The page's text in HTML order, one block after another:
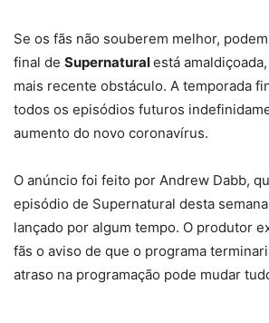
Se os fãs não souberem melhor,
final de Supernaturalestá
mais recente obstáculo. A temporada
todos os episódios futuros
aumento do novo coronavírus.
O anúncio foi feito por Andrew Dabb,
episódio de Supernatural desta
lançado por algum tempo. O produtor
fãs o aviso de que o programa
atraso na programação pode mudar